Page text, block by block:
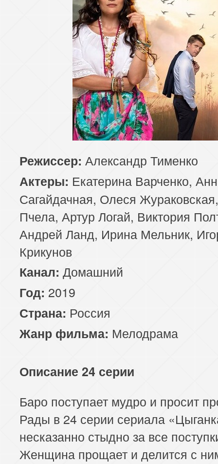
Режиссер: Александр Тименко
Актеры: Екатерина Варченко,
Сагайдачная, Олеся
Пчела, Артур Логай, Виктория
Андрей Ланд, Ирина Мельник,
Крикунов
Канал: Домашний
Год: 2019
Страна: Россия
Жанр фильма: Мелодрама
Описание 24 серии
Баро поступает мудро и просит
Рады в 24 серии сериала
несказанно стыдно за все
Женщина прощает и делится с